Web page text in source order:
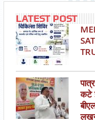
LATEST POST
कटे